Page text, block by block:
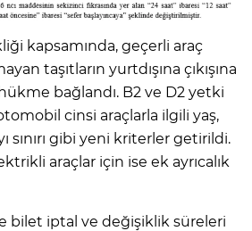
kapsamında, geçerli araç
taşıtların yurtdışına çıkışına
bağlandı. B2 ve D2 yetki
cinsi araçlarla ilgili yaş,
sınırı gibi yeni kriterler getirildi.
araçlar için ise ek ayrıcalık
bilet iptal ve değişiklik süreleri